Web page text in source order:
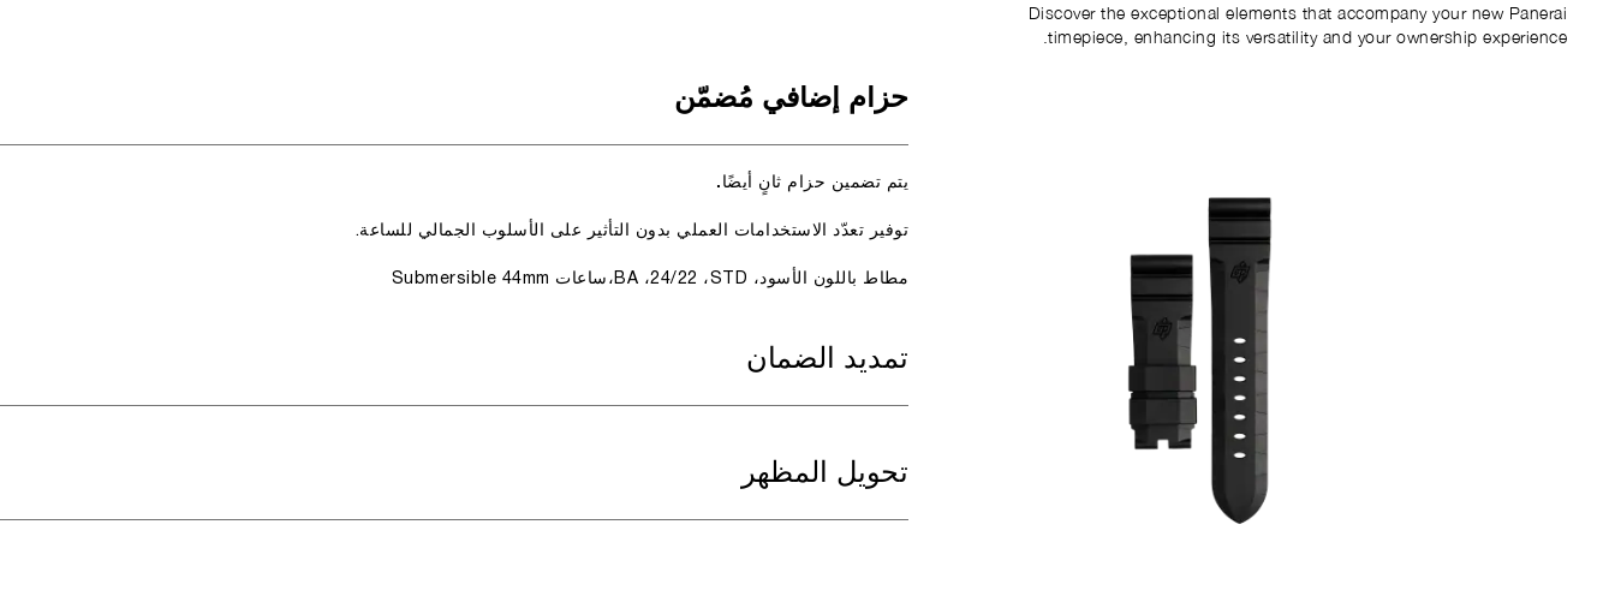
Discover the exceptional elements that accompany your new Panerai
timepiece, enhancing its versatility and your ownership experience.
حزام إضافي مُضمّن
يتم تضمين حزام ثانٍ أيضًا.
توفير تعدّد الاستخدامات العملي بدون التأثير على الأسلوب الجمالي للساعة.
مطاط باللون الأسود، ‏STD، ‏24/22، ‏BA،ساعات‏ Submersible 44mm
تمديد الضمان
تحويل المظهر